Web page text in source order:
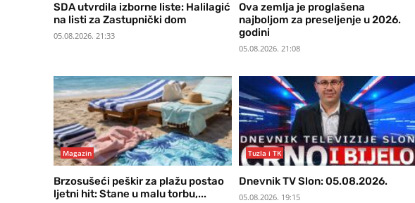
SDA utvrdila izborne liste: Halilagić
na listi za Zastupnički dom
05.08.2026. 21:33
Ova zemlja je proglašena
najboljom za preseljenje u 2026.
godini
05.08.2026. 21:08
Magazin
Brzosušeći peškir za plažu postao
ljetni hit: Stane u malu torbu,...
Tuzla i TK
Dnevnik TV Slon: 05.08.2026.
05.08.2026. 19:15